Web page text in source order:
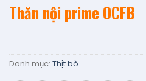
Thăn nội prime OCFB
Danh mục: Thịt bò